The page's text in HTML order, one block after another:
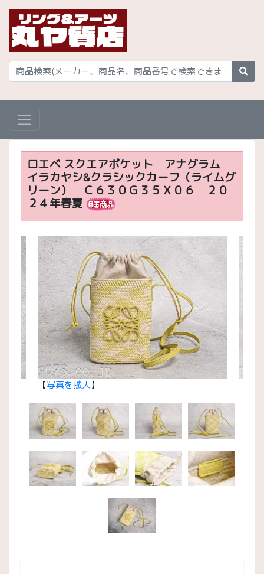
ロエベ スクエアポケット アナグラム
イラカヤシ&クラシックカーフ（ライムグ
リーン） Ｃ６３０Ｇ３５Ｘ０６ ２０
２４年春夏
【写真を拡大】